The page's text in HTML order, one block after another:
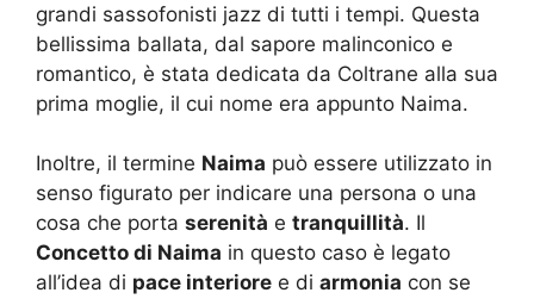
grandi sassofonisti jazz di tutti i tempi. Questa
bellissima ballata, dal sapore malinconico e
romantico, è stata dedicata da Coltrane alla sua
prima moglie, il cui nome era appunto Naima.
Inoltre, il termine Naima può essere utilizzato in
senso figurato per indicare una persona o una
cosa che porta serenità e tranquillità. Il
Concetto di Naima in questo caso è legato
all’idea di pace interiore e di armonia con se